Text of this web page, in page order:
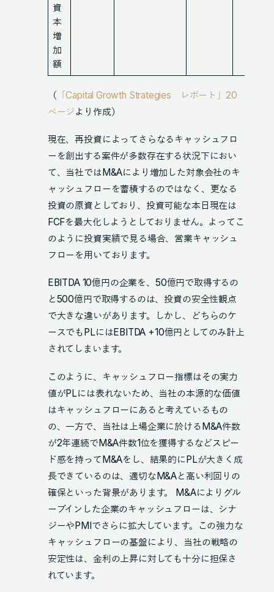
資
本
増
加
額
（「Capital Growth Strategies レポート」20
ページより作成）
現在、再投資によってさらなるキャッシュフロ
ーを創出する案件が多数存在する状況下におい
て、当社ではM&Aにより増加した対象会社のキ
ャッシュフローを蓄積するのではなく、更なる
投資の原資としており、投資可能な本日現在は
FCFを最大化しようとしておりません。よってこ
のように投資実績で見る場合、営業キャッシュ
フローを用いております。
EBITDA 10億円の企業を、50億円で取得するの
と500億円で取得するのは、投資の安全性観点
で大きな違いがあります。しかし、どちらのケ
ースでもPLにはEBITDA +10億円としてのみ計上
されてしまいます。
このように、キャッシュフロー指標はその実力
値がPLには表れないため、当社の本源的な価値
はキャッシュフローにあると考えているもの
の、一方で、当社は上場企業に於けるM&A件数
が2年連続でM&A件数1位を獲得するなどスピー
ド感を持ってM&Aをし、結果的にPLが大きく成
長できているのは、適切なM&Aと高い利回りの
確保といった背景があります。 M&Aによりグル
ープインした企業のキャッシュフローは、シナ
ジーやPMIでさらに拡大しています。この強力な
キャッシュフローの基盤により、当社の戦略の
安定性は、金利の上昇に対しても十分に担保さ
れています。